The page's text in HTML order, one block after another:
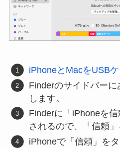
iPhoneとMacをUSB
Finderのサイドバー
します。
Finderに「iPhoneを
されるので、「信頼」
iPhoneで「信頼」を